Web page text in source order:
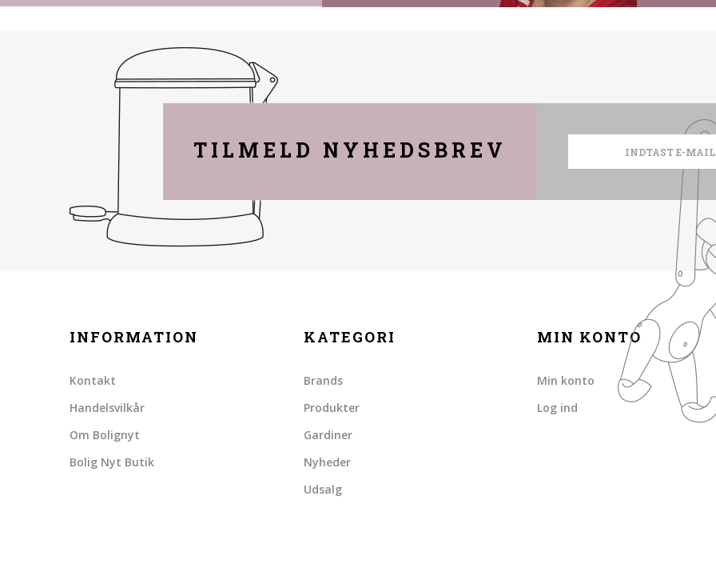
TILMELD NYHEDSBREV
INFORMATION
Kontakt
Handelsvilkår
Om Bolignyt
Bolig Nyt Butik
KATEGORI
Brands
Produkter
Gardiner
Nyheder
Udsalg
MIN KONTO
Min konto
Log ind